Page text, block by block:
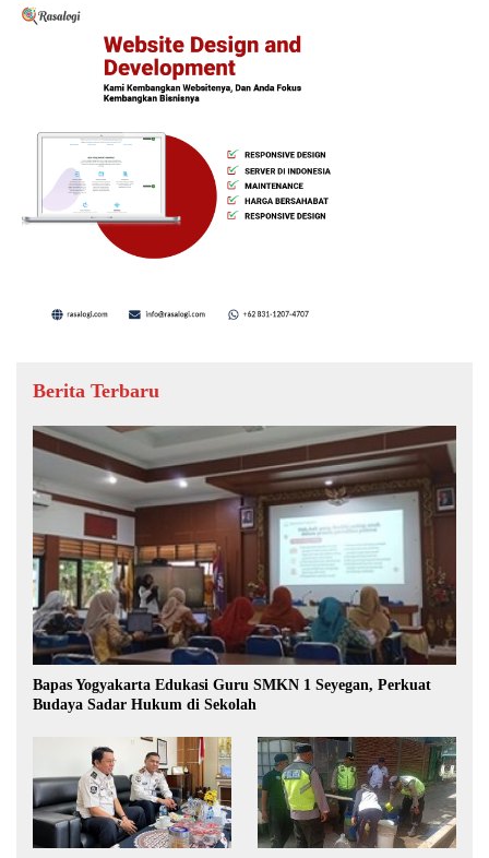
Berita Terbaru
Bapas Yogyakarta Edukasi Guru SMKN 1 Seyegan, Perkuat
Budaya Sadar Hukum di Sekolah